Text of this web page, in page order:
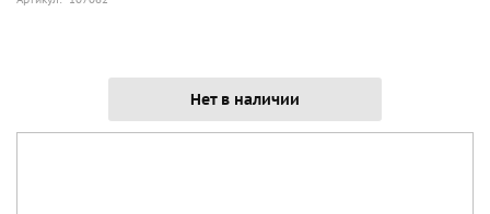
Нет в наличии